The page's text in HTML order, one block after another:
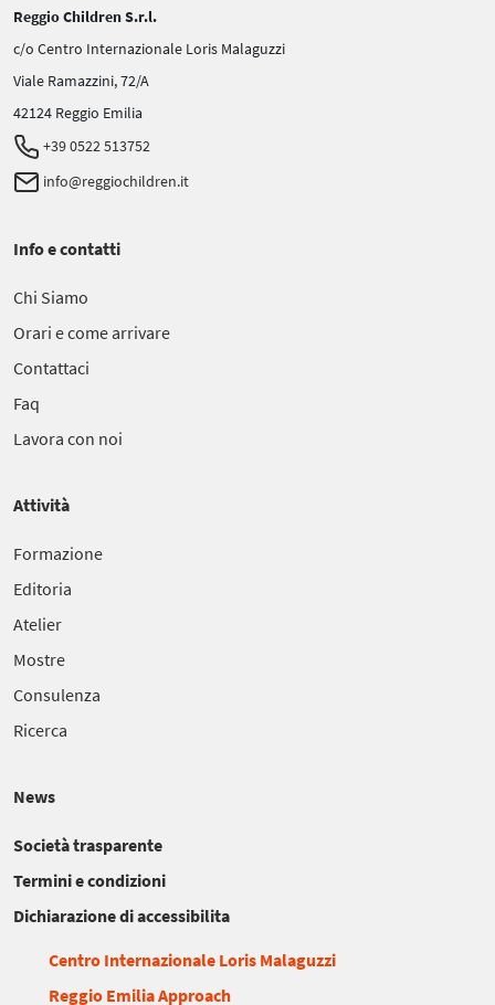
Reggio Children S.r.l.
c/o Centro Internazionale Loris Malaguzzi
Viale Ramazzini, 72/A
42124 Reggio Emilia
+39 0522 513752
info@reggiochildren.it
Info e contatti
Chi Siamo
Orari e come arrivare
Contattaci
Faq
Lavora con noi
Attività
Formazione
Editoria
Atelier
Mostre
Consulenza
Ricerca
News
Società trasparente
Termini e condizioni
Dichiarazione di accessibilita
Centro Internazionale Loris Malaguzzi
Reggio Emilia Approach